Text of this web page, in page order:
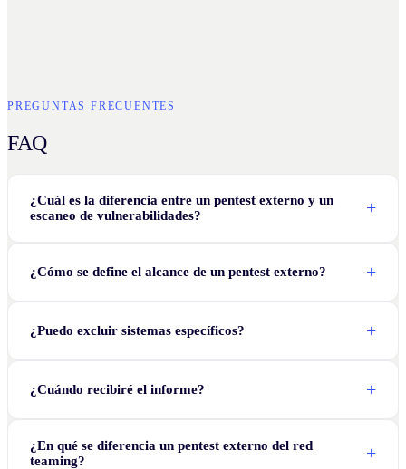
PREGUNTAS FRECUENTES
FAQ
¿Cuál es la diferencia entre un pentest externo y un
escaneo de vulnerabilidades?
¿Cómo se define el alcance de un pentest externo?
¿Puedo excluir sistemas específicos?
¿Cuándo recibiré el informe?
¿En qué se diferencia un pentest externo del red
teaming?